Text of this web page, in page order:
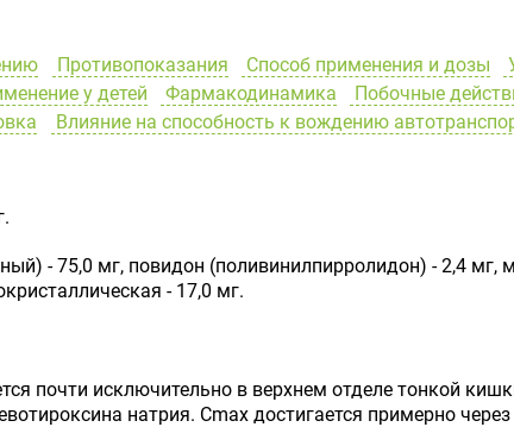
Противопоказания Способ применения и дозы
у детей Фармакодинамика Побочные
Влияние на способность к вождению
- 75,0 мг, повидон (поливинилпирролидон) - 2,4 мг,
- 17,0 мг.
почти исключительно в верхнем отделе тонкой
натрия. Cmax достигается примерно